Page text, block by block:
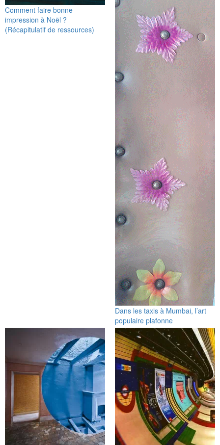
Comment faire bonne
impression à Noël ?
(Récapitulatif de ressources)
Dans les taxis à Mumbai, l’art
populaire plafonne